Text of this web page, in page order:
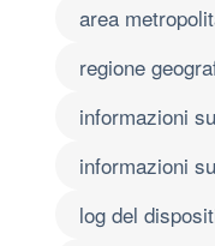
area
regione
informazioni
informazioni
log del